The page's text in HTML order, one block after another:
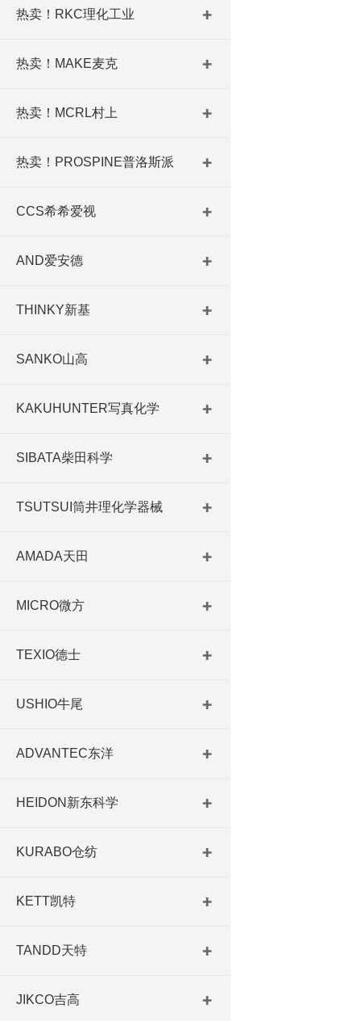
热卖！RKC理化工业
热卖！MAKE麦克
热卖！MCRL村上
热卖！PROSPINE普洛斯派
CCS希希爱视
AND爱安德
THINKY新基
SANKO山高
KAKUHUNTER写真化学
SIBATA柴田科学
TSUTSUI筒井理化学器械
AMADA天田
MICRO微方
TEXIO德士
USHIO牛尾
ADVANTEC东洋
HEIDON新东科学
KURABO仓纺
KETT凯特
TANDD天特
JIKCO吉高